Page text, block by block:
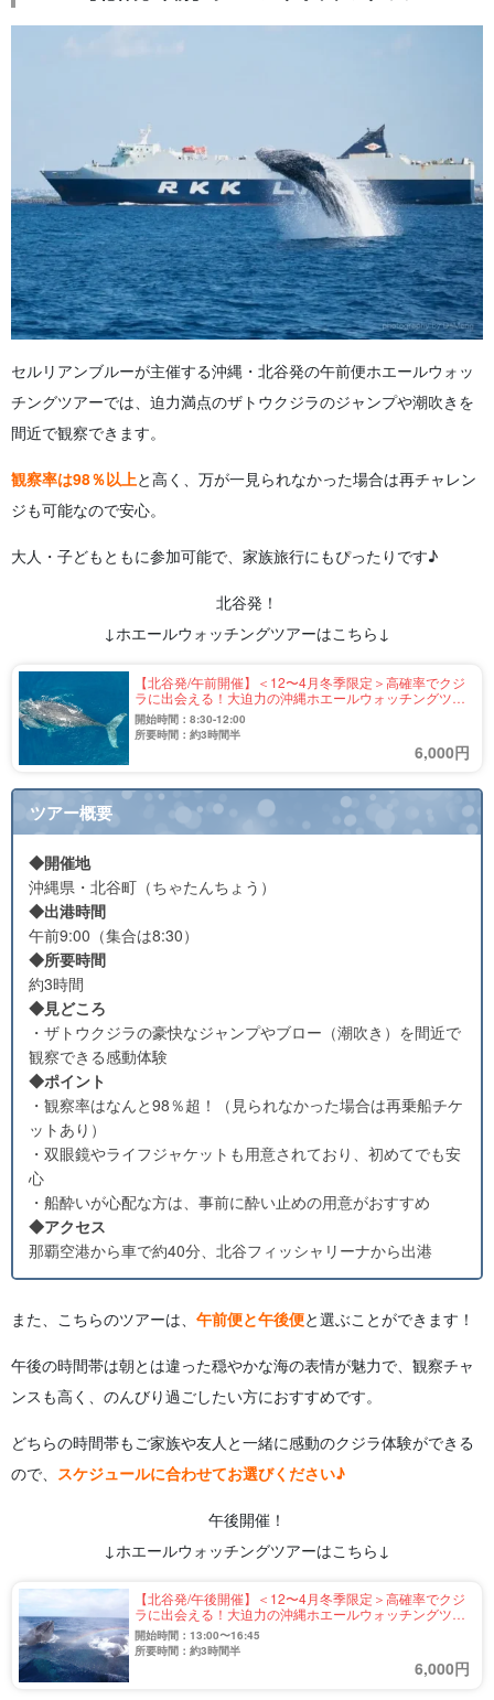
セルリアンブルーが主催する沖縄・北谷発の午前便ホエールウォッ
チングツアーでは、迫力満点のザトウクジラのジャンプや潮吹きを
間近で観察できます。
観察率は98％以上と高く、万が一見られなかった場合は再チャレン
ジも可能なので安心。
大人・子どもともに参加可能で、家族旅行にもぴったりです♪
北谷発！
↓ホエールウォッチングツアーはこちら↓
【北谷発/午前開催】＜12〜4月冬季限定＞高確率でクジ
ラに出会える！大迫力の沖縄ホエールウォッチングツア
ー☆0歳〜シニアの方も参加可能《手ぶらOK・全額返金
対応あり》（No.367）
開始時間：8:30-12:00
所要時間：約3時間半
6,000円
ツアー概要
◆開催地
沖縄県・北谷町（ちゃたんちょう）
◆出港時間
午前9:00（集合は8:30）
◆所要時間
約3時間
◆見どころ
・ザトウクジラの豪快なジャンプやブロー（潮吹き）を間近で
観察できる感動体験
◆ポイント
・観察率はなんと98％超！（見られなかった場合は再乗船チケ
ットあり）
・双眼鏡やライフジャケットも用意されており、初めてでも安
心
・船酔いが心配な方は、事前に酔い止めの用意がおすすめ
◆アクセス
那覇空港から車で約40分、北谷フィッシャリーナから出港
また、こちらのツアーは、 午前便と午後便と選ぶことができます！
午後の時間帯は朝とは違った穏やかな海の表情が魅力で、観察チャ
ンスも高く、のんびり過ごしたい方におすすめです。
どちらの時間帯もご家族や友人と一緒に感動のクジラ体験ができる
ので、 スケジュールに合わせてお選びください♪
午後開催！
↓ホエールウォッチングツアーはこちら↓
【北谷発/午後開催】＜12〜4月冬季限定＞高確率でクジ
ラに出会える！大迫力の沖縄ホエールウォッチングツア
ー☆0歳〜シニアの方も参加可能《手ぶらOK・全額返金
対応あり》（No.368）
開始時間：13:00〜16:45
所要時間：約3時間半
6,000円